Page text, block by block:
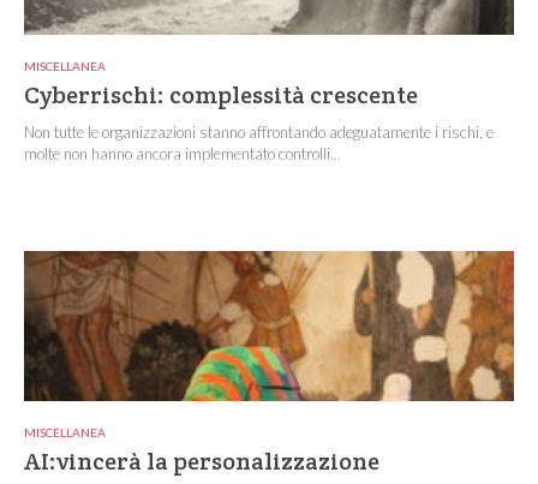
MISCELLANEA
Cyberrischi: complessità crescente
Non tutte le organizzazioni stanno affrontando adeguatamente i rischi, e
molte non hanno ancora implementato controlli...
MISCELLANEA
AI:vincerà la personalizzazione